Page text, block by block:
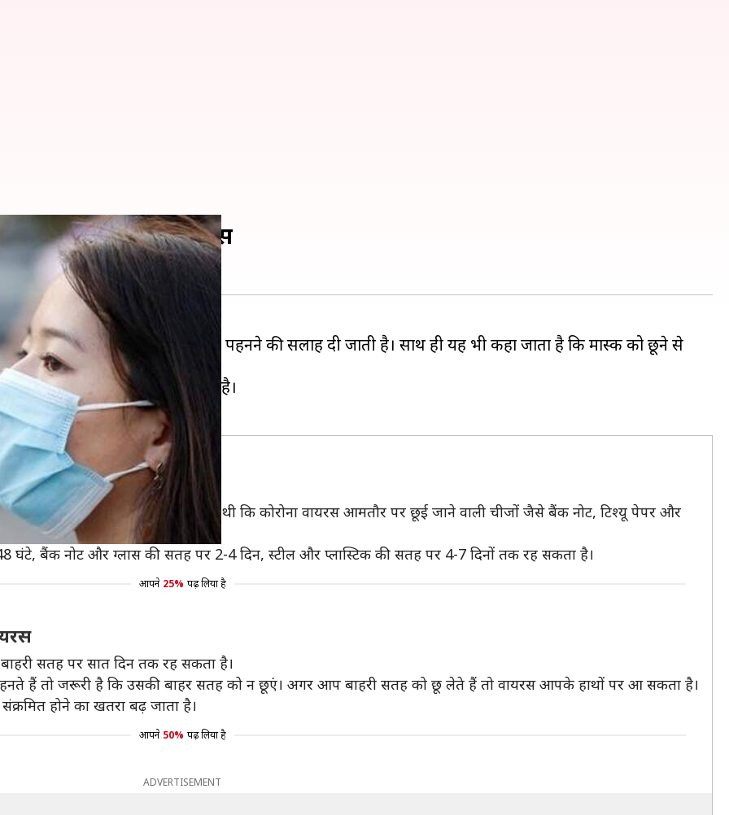
सकता है कोरोना वायरस
19) से बचने के लिए लोगों को मास्क पहनने की सलाह दी जाती है। साथ ही यह भी कहा जाता है कि मास्क को छूने से
सतह पर एक सप्ताह तक रह सकता है।
की यह स्टडी यह जानने के लिए की गई थी कि कोरोना वायरस आमतौर पर छूई जाने वाली चीजों जैसे बैंक नोट, टिश्यू पेपर और
घंटे, बैंक नोट और ग्लास की सतह पर 2-4 दिन, स्टील और प्लास्टिक की सतह पर 4-7 दिनों तक रह सकता है।
आपने 25% पढ़ लिया है
सतह पर सात दिन तक रह सकता है।
हैं तो जरूरी है कि उसकी बाहर सतह को न छूएं। अगर आप बाहरी सतह को छू लेते हैं तो वायरस आपके हाथों पर आ सकता है।
होने का खतरा बढ़ जाता है।
आपने 50% पढ़ लिया है
ADVERTISEMENT